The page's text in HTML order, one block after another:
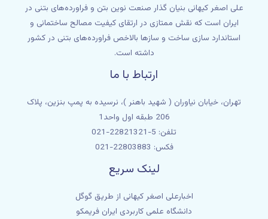
علی اصغر کیهانی بنیان گذار صنعت نوین بتن و فراورده‌های بتنی در
ایران است که نقش ممتازی در ارتقای کیفیت مصالح ساختمانی و
استاندارد سازی ساخت و سازها بالاخص فراورده‌های بتنی در کشور
داشته است.
ارتباط با ما
تهران، خیابان نیاوران ( شهید باهنر )، نرسیده به پمپ بنزین، پلاک
206 طبقه اول واحد1
تلفن: 5-22821321-021
فکس: 22803883-021
لینک سریع
اخبارعلی اصغر کیهانی از طریق گوگل
دانشگاه علمی کاربردی ایران فریمکو